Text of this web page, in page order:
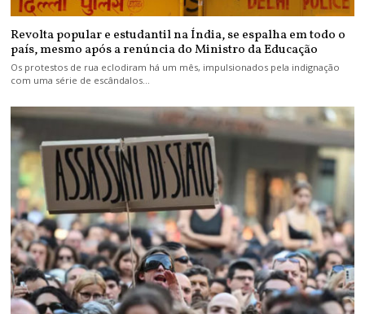
Revolta popular e estudantil na Índia, se espalha em todo o
país, mesmo após a renúncia do Ministro da Educação
Os protestos de rua eclodiram há um mês, impulsionados pela indignação
com uma série de escândalos…